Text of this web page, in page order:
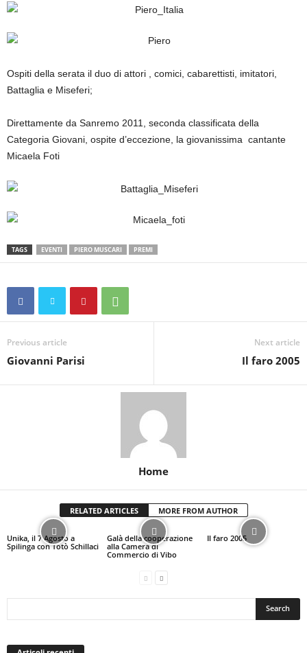
Ospiti della serata il duo di attori , comici, cabarettisti, imitatori,
Battaglia e Miseferi;
Direttamente da Sanremo 2011, seconda classificata della
Categoria Giovani, ospite d’eccezione, la giovanissima cantante
Micaela Foti
TAGS EVENTI PIERO MUSCARI PREMI
Previous article
Giovanni Parisi
Next article
Il faro 2005
Home
RELATED ARTICLES MORE FROM AUTHOR
Unika, il 7 Agosto a
Spilinga con Totò Schillaci
Galà della cooperazione
alla Camera di
Commercio di Vibo
Il faro 2005